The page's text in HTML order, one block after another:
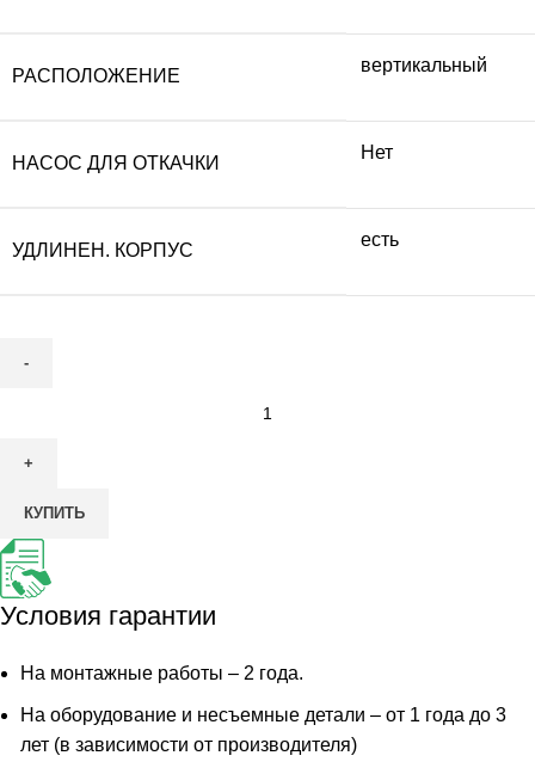
РАСПОЛОЖЕНИЕ
вертикальный
НАСОС ДЛЯ ОТКАЧКИ
Нет
УДЛИНЕН. КОРПУС
есть
Септик
Лонг
КУПИТЬ
Условия гарантии
На монтажные работы – 2 года.
На оборудование и несъемные детали – от 1 года до 3
лет (в зависимости от производителя)